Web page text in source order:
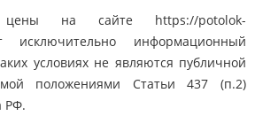
на сайте https://potolok-
исключительно информационный
условиях не являются публичной
положениями Статьи 437 (п.2)
РФ.